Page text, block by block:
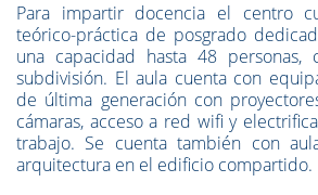
Para impartir docencia el centro
teórico-práctica de posgrado
una capacidad hasta 48 personas,
subdivisión. El aula cuenta con
de última generación con
cámaras, acceso a red wifi y
trabajo. Se cuenta también con
arquitectura en el edificio compartido.